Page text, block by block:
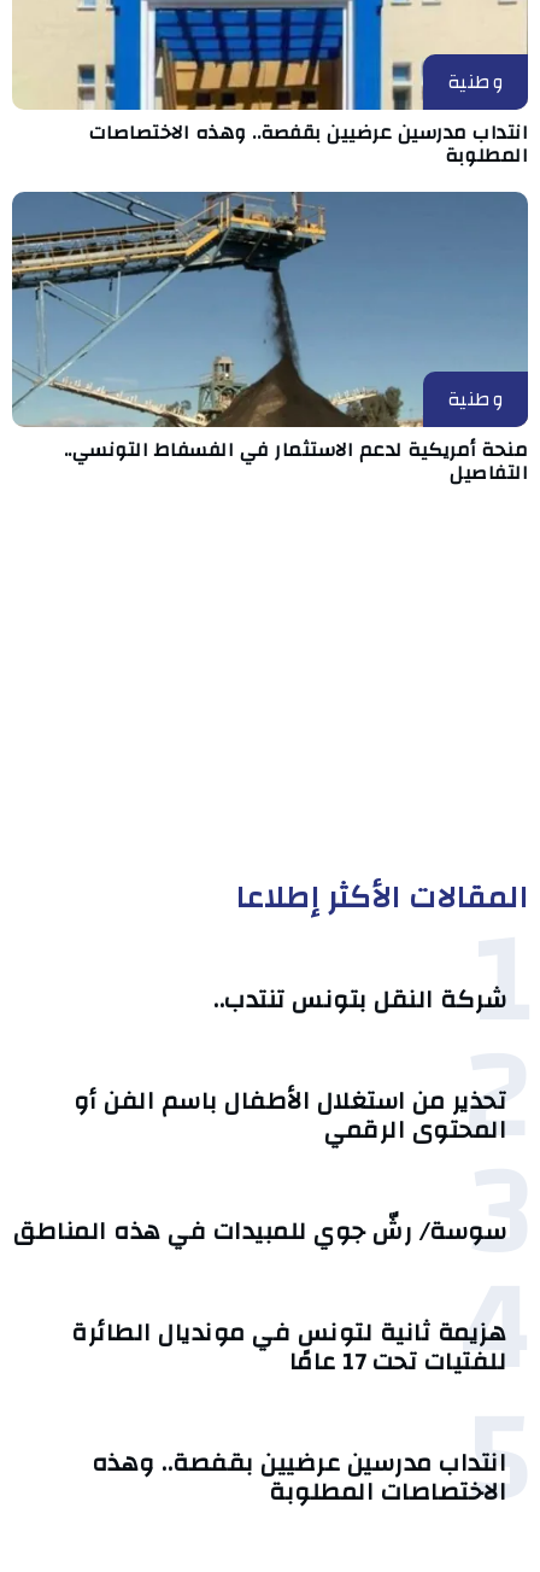
وطنية
انتداب مدرسين عرضيين بقفصة.. وهذه الاختصاصات
المطلوبة
وطنية
منحة أمريكية لدعم الاستثمار في الفسفاط التونسي..
التفاصيل
المقالات الأكثر إطلاعا
1
شركة النقل بتونس تنتدب..
2
تحذير من استغلال الأطفال باسم الفن أو
المحتوى الرقمي
3
سوسة/ رشّ جوي للمبيدات في هذه المناطق
4
هزيمة ثانية لتونس في مونديال الطائرة
للفتيات تحت 17 عامًا
5
انتداب مدرسين عرضيين بقفصة.. وهذه
الاختصاصات المطلوبة